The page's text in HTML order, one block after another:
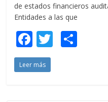
de estados financieros
Entidades a las que
F
ac
e
T
Leer más